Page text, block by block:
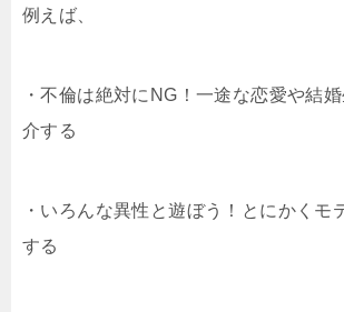
例えば、
・不倫は絶対にNG！一途な恋愛や結
介する
・いろんな異性と遊ぼう！とにかくモ
する